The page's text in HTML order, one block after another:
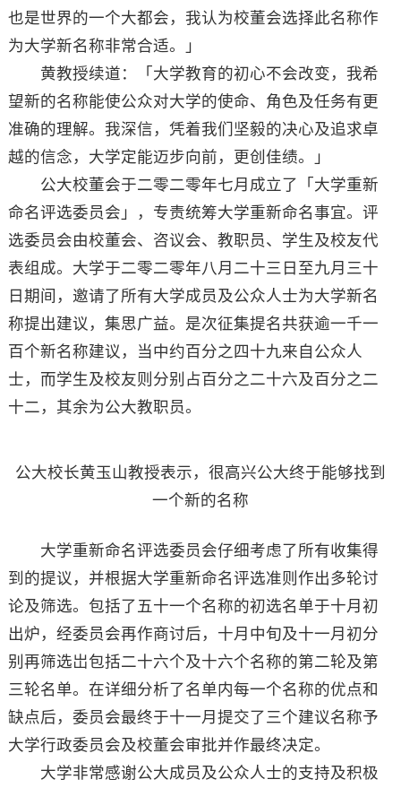
也是世界的一个大都会，我认为校董会选择此名称作
为大学新名称非常合适。」
黄教授续道：「大学教育的初心不会改变，我希
望新的名称能使公众对大学的使命、角色及任务有更
准确的理解。我深信，凭着我们坚毅的决心及追求卓
越的信念，大学定能迈步向前，更创佳绩。」
公大校董会于二零二零年七月成立了「大学重新
命名评选委员会」，专责统筹大学重新命名事宜。评
选委员会由校董会、咨议会、教职员、学生及校友代
表组成。大学于二零二零年八月二十三日至九月三十
日期间，邀请了所有大学成员及公众人士为大学新名
称提出建议，集思广益。是次征集提名共获逾一千一
百个新名称建议，当中约百分之四十九来自公众人
士，而学生及校友则分别占百分之二十六及百分之二
十二，其余为公大教职员。
公大校长黄玉山教授表示，很高兴公大终于能够找到
一个新的名称
大学重新命名评选委员会仔细考虑了所有收集得
到的提议，并根据大学重新命名评选准则作出多轮讨
论及筛选。包括了五十一个名称的初选名单于十月初
出炉，经委员会再作商讨后，十月中旬及十一月初分
别再筛选岀包括二十六个及十六个名称的第二轮及第
三轮名单。在详细分析了名单内每一个名称的优点和
缺点后，委员会最终于十一月提交了三个建议名称予
大学行政委员会及校董会审批并作最终决定。
大学非常感谢公大成员及公众人士的支持及积极